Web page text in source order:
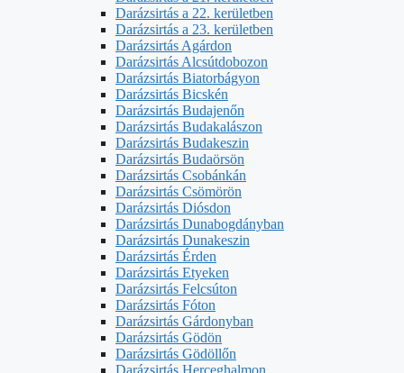
Darázsirtás a 22. kerületben
Darázsirtás a 23. kerületben
Darázsirtás Agárdon
Darázsirtás Alcsútdobozon
Darázsirtás Biatorbágyon
Darázsirtás Bicskén
Darázsirtás Budajenőn
Darázsirtás Budakalászon
Darázsirtás Budakeszin
Darázsirtás Budaörsön
Darázsirtás Csobánkán
Darázsirtás Csömörön
Darázsirtás Diósdon
Darázsirtás Dunabogdányban
Darázsirtás Dunakeszin
Darázsirtás Érden
Darázsirtás Etyeken
Darázsirtás Felcsúton
Darázsirtás Fóton
Darázsirtás Gárdonyban
Darázsirtás Gödön
Darázsirtás Gödöllőn
Darázsirtás Herceghalmon